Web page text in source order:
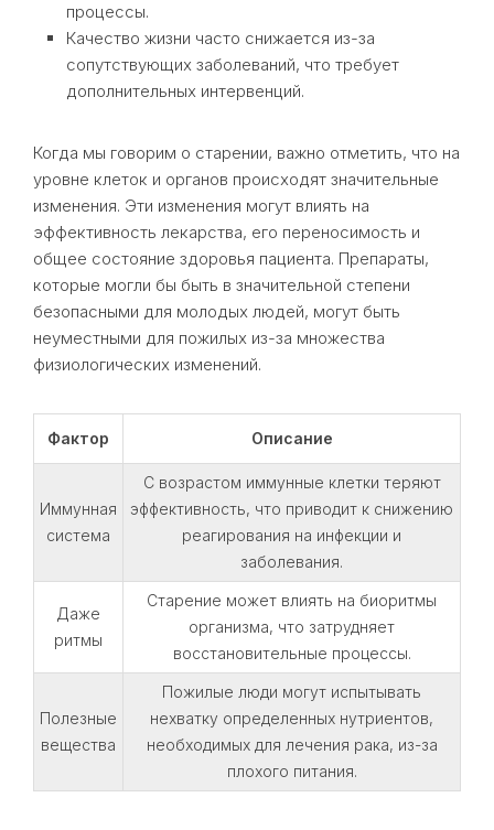
процессы.
Качество жизни часто снижается из-за
сопутствующих заболеваний, что требует
дополнительных интервенций.
Когда мы говорим о старении, важно отметить, что на
уровне клеток и органов происходят значительные
изменения. Эти изменения могут влиять на
эффективность лекарства, его переносимость и
общее состояние здоровья пациента. Препараты,
которые могли бы быть в значительной степени
безопасными для молодых людей, могут быть
неуместными для пожилых из-за множества
физиологических изменений.
Фактор Описание
Иммунная
система
С возрастом иммунные клетки теряют
эффективность, что приводит к снижению
реагирования на инфекции и
заболевания.
Даже
ритмы
Старение может влиять на биоритмы
организма, что затрудняет
восстановительные процессы.
Полезные
вещества
Пожилые люди могут испытывать
нехватку определенных нутриентов,
необходимых для лечения рака, из-за
плохого питания.